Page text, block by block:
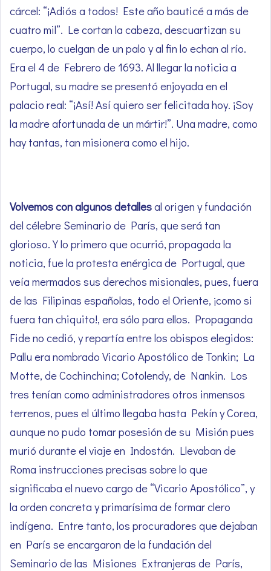
cárcel: “¡Adiós a todos! Este año bauticé a más de
cuatro mil”. Le cortan la cabeza, descuartizan su
cuerpo, lo cuelgan de un palo y al fin lo echan al río.
Era el 4 de Febrero de 1693. Al llegar la noticia a
Portugal, su madre se presentó enjoyada en el
palacio real: “¡Así! Así quiero ser felicitada hoy. ¡Soy
la madre afortunada de un mártir!”. Una madre, como
hay tantas, tan misionera como el hijo.
Volvemos con algunos detallesal origen y fundación
del célebre Seminario de París, que será tan
glorioso. Y lo primero que ocurrió, propagada la
noticia, fue la protesta enérgica de Portugal, que
veía mermados sus derechos misionales, pues, fuera
de las Filipinas españolas, todo el Oriente, ¡como si
fuera tan chiquito!, era sólo para ellos. Propaganda
Fide no cedió, y repartía entre los obispos elegidos:
Pallu era nombrado Vicario Apostólico de Tonkin; La
Motte, de Cochinchina; Cotolendy, de Nankin. Los
tres tenían como administradores otros inmensos
terrenos, pues el último llegaba hasta Pekín y Corea,
aunque no pudo tomar posesión de su Misión pues
murió durante el viaje en Indostán. Llevaban de
Roma instrucciones precisas sobre lo que
significaba el nuevo cargo de “Vicario Apostólico”, y
la orden concreta y primarísima de formar clero
indígena. Entre tanto, los procuradores que dejaban
en París se encargaron de la fundación del
Seminario de las Misiones Extranjeras de París,